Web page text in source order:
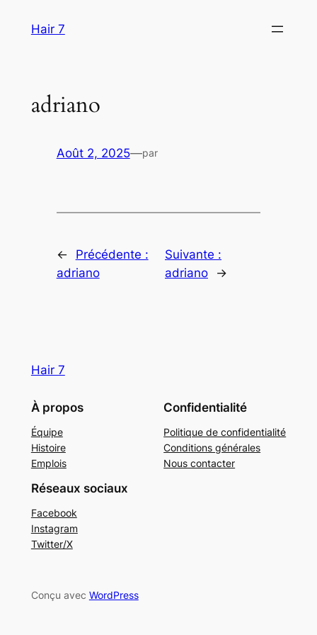
Hair 7
adriano
Août 2, 2025—par
←
Précédente :
adriano
Suivante :
adriano
→
Hair 7
À propos
Équipe
Histoire
Emplois
Confidentialité
Politique de confidentialité
Conditions générales
Nous contacter
Réseaux sociaux
Facebook
Instagram
Twitter/X
Conçu avec WordPress